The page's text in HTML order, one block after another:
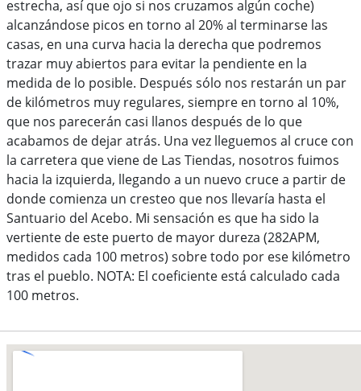
estrecha, así que ojo si nos cruzamos algún coche)
alcanzándose picos en torno al 20% al terminarse las
casas, en una curva hacia la derecha que podremos
trazar muy abiertos para evitar la pendiente en la
medida de lo posible. Después sólo nos restarán un par
de kilómetros muy regulares, siempre en torno al 10%,
que nos parecerán casi llanos después de lo que
acabamos de dejar atrás. Una vez lleguemos al cruce con
la carretera que viene de Las Tiendas, nosotros fuimos
hacia la izquierda, llegando a un nuevo cruce a partir de
donde comienza un cresteo que nos llevaría hasta el
Santuario del Acebo. Mi sensación es que ha sido la
vertiente de este puerto de mayor dureza (282APM,
medidos cada 100 metros) sobre todo por ese kilómetro
tras el pueblo. NOTA: El coeficiente está calculado cada
100 metros.